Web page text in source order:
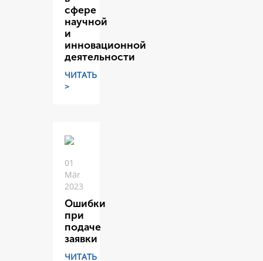
сфере
научной
и
инновационной
деятельности
ЧИТАТЬ
>
01
Mär
2023
Ошибки
при
подаче
заявки
ЧИТАТЬ